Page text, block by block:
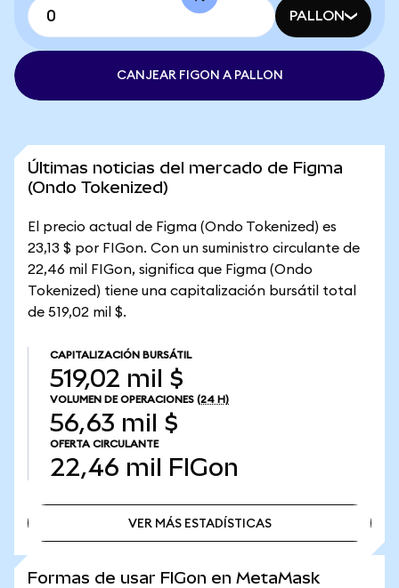
PALLON
CANJEAR FIGON A PALLON
Últimas noticias del mercado de Figma
(Ondo Tokenized)
El precio actual de Figma (Ondo Tokenized) es
23,13 $ por FIGon. Con un suministro circulante de
22,46 mil FIGon, significa que Figma (Ondo
Tokenized) tiene una capitalización bursátil total
de 519,02 mil $.
CAPITALIZACIÓN BURSÁTIL
519,02 mil $
VOLUMEN DE OPERACIONES (24 H)
56,63 mil $
OFERTA CIRCULANTE
22,46 mil FIGon
VER MÁS ESTADÍSTICAS
Formas de usar FIGon en MetaMask